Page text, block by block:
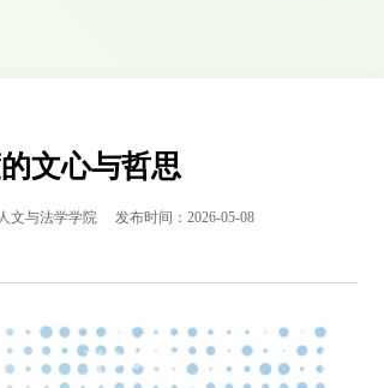
文心与哲思
文与法学学院 发布时间：2026-05-08